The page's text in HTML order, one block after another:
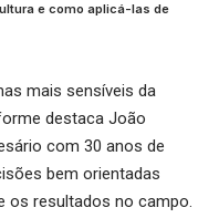
e como aplicá-las de
mais sensíveis da
destaca João
com 30 anos de
bem orientadas
os resultados no campo.